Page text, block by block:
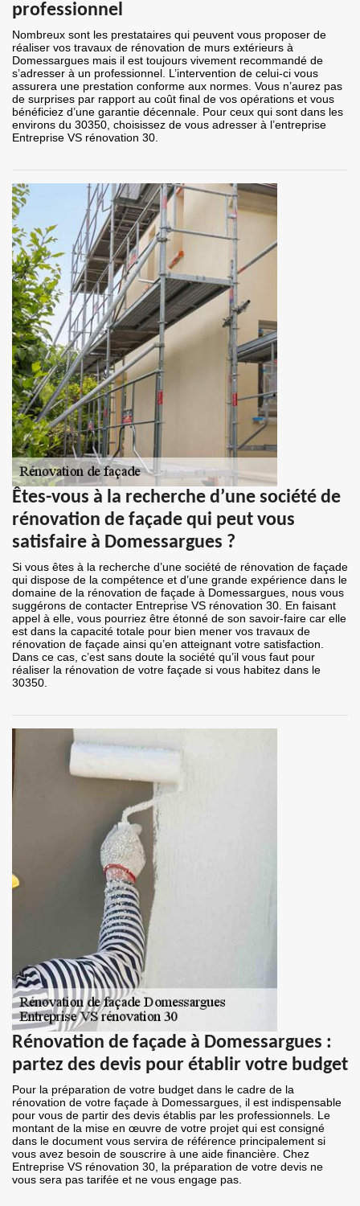
professionnel
Nombreux sont les prestataires qui peuvent vous proposer de
réaliser vos travaux de rénovation de murs extérieurs à
Domessargues mais il est toujours vivement recommandé de
s’adresser à un professionnel. L’intervention de celui-ci vous
assurera une prestation conforme aux normes. Vous n’aurez pas
de surprises par rapport au coût final de vos opérations et vous
bénéficiez d’une garantie décennale. Pour ceux qui sont dans les
environs du 30350, choisissez de vous adresser à l’entreprise
Entreprise VS rénovation 30.
Êtes-vous à la recherche d’une société de
rénovation de façade qui peut vous
satisfaire à Domessargues ?
Si vous êtes à la recherche d’une société de rénovation de façade
qui dispose de la compétence et d’une grande expérience dans le
domaine de la rénovation de façade à Domessargues, nous vous
suggérons de contacter Entreprise VS rénovation 30. En faisant
appel à elle, vous pourriez être étonné de son savoir-faire car elle
est dans la capacité totale pour bien mener vos travaux de
rénovation de façade ainsi qu’en atteignant votre satisfaction.
Dans ce cas, c’est sans doute la société qu’il vous faut pour
réaliser la rénovation de votre façade si vous habitez dans le
30350.
Rénovation de façade à Domessargues :
partez des devis pour établir votre budget
Pour la préparation de votre budget dans le cadre de la
rénovation de votre façade à Domessargues, il est indispensable
pour vous de partir des devis établis par les professionnels. Le
montant de la mise en œuvre de votre projet qui est consigné
dans le document vous servira de référence principalement si
vous avez besoin de souscrire à une aide financière. Chez
Entreprise VS rénovation 30, la préparation de votre devis ne
vous sera pas tarifée et ne vous engage pas.